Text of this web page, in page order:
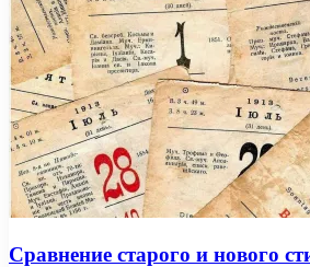
Сравнение старого и нового